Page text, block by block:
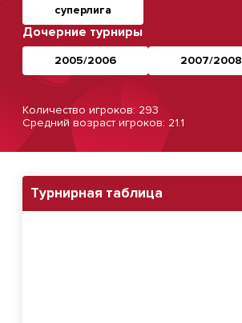
суперлига
Дочерние турниры
2005/2006 2007/2008
Количество игроков: 293
Средний возраст игроков: 21.1
Турнирная таблица